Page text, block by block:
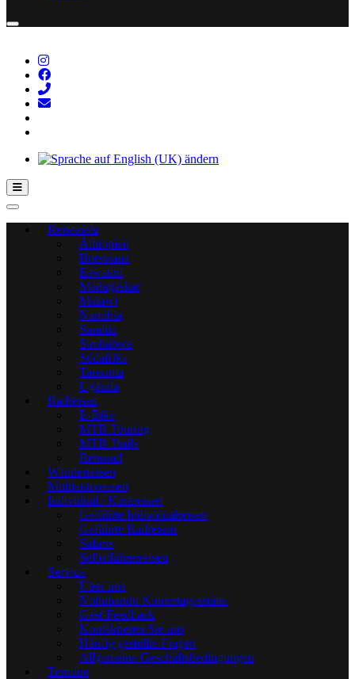
Hamburger Toggle-Menü
Reiseziele
Äthiopien
Botswana
Eswatini
Madagaskar
Malawi
Namibia
Sambia
Simbabwe
Südafrika
Tansania
Uganda
Radreisen
E-Bike
MTB Touring
MTB Trails
Rennrad
Wanderreisen
Multiaktivreisen
Individual / Kurzreisen
Geführte Individualreisen
Geführte Radreisen
Safaris
Selbstfahrerreisen
Service
Über uns
Noluthando Kindertagesstätte
Gast-Feedback
Kontaktieren Sie uns
Häufig gestellte Fragen
Allgemeine Geschäftsbedingungen
Termine